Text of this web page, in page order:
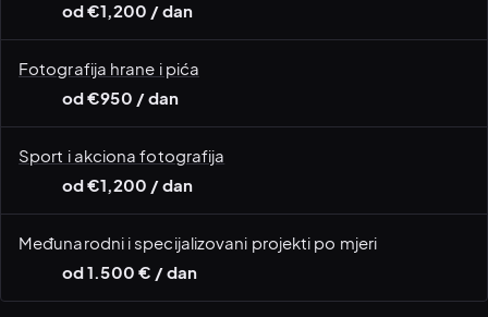
od €1,200 / dan
Fotografija hrane i pića
od €950 / dan
Sport i akciona fotografija
od €1,200 / dan
Međunarodni i specijalizovani projekti po mjeri
od 1.500 € / dan
Kampanja · korporativni
tim
headshots